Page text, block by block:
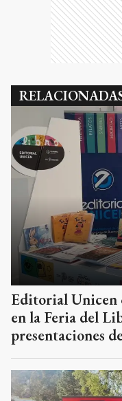
Editorial Unicen
en la Feria del
presentaciones